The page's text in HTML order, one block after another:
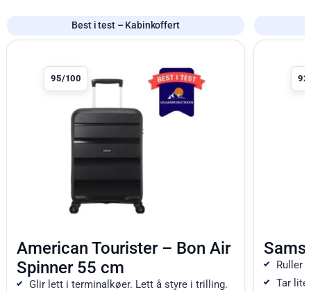
Produkt 1 av 8
Best i test – Kabinkoffert
95/100
American Tourister – Bon Air
Spinner 55 cm
Glir lett i terminalkøer. Lett å styre i trilling.
Produkt 2
Ruller
Tar